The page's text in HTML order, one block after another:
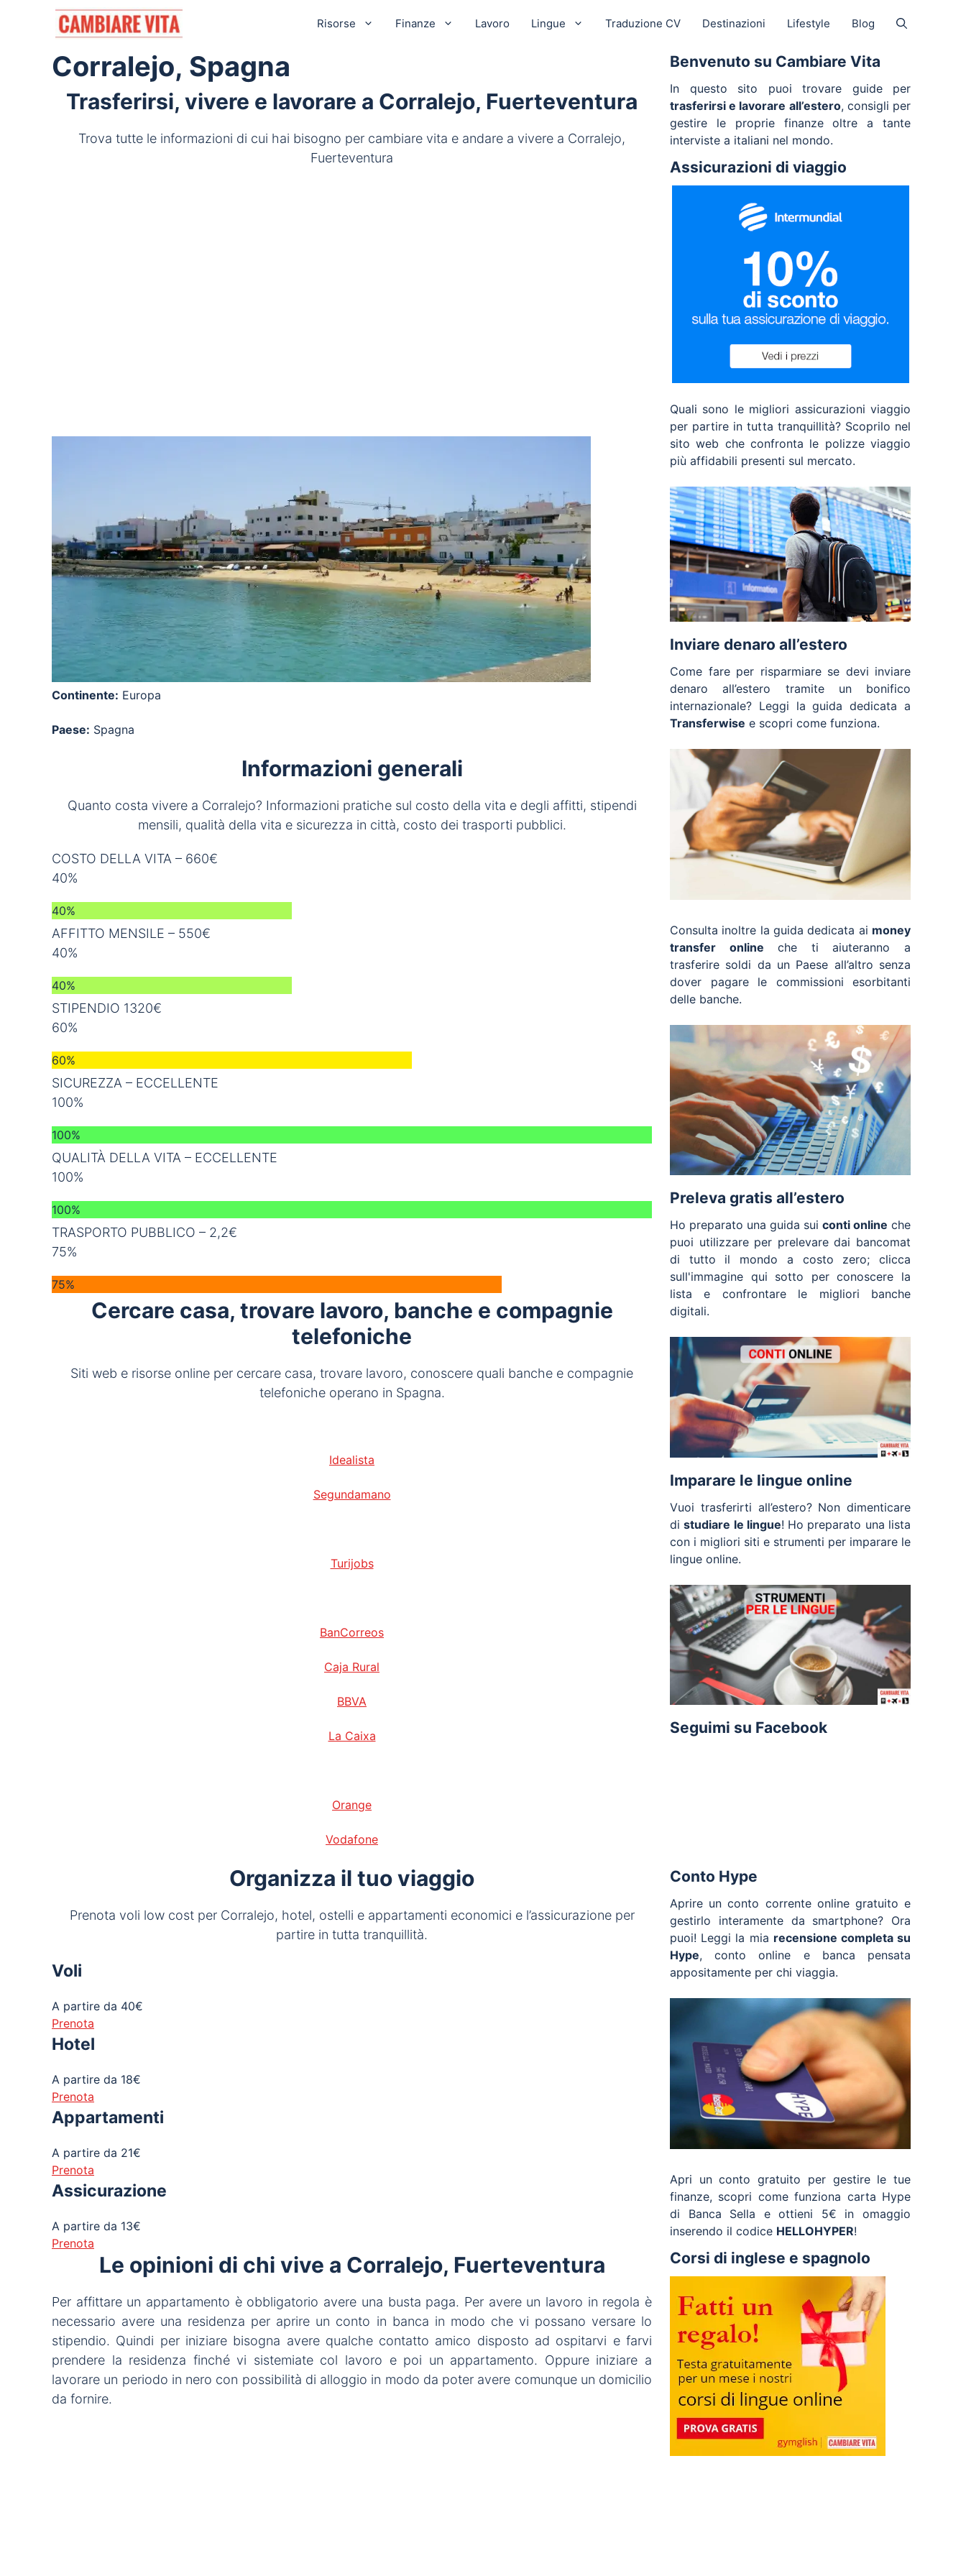
Risorse Finanze Lavoro Lingue Traduzione CV Destinazioni Lifestyle Blog
Corralejo, Spagna
Trasferirsi, vivere e lavorare a Corralejo, Fuerteventura
Trova tutte le informazioni di cui hai bisogno per cambiare vita e andare a vivere a Corralejo,
Fuerteventura
Continente: Europa
Paese: Spagna
Informazioni generali
Quanto costa vivere a Corralejo? Informazioni pratiche sul costo della vita e degli affitti, stipendi
mensili, qualità della vita e sicurezza in città, costo dei trasporti pubblici.
COSTO DELLA VITA – 660€
40%
40%
AFFITTO MENSILE – 550€
40%
40%
STIPENDIO 1320€
60%
60%
SICUREZZA – ECCELLENTE
100%
100%
QUALITÀ DELLA VITA – ECCELLENTE
100%
100%
TRASPORTO PUBBLICO – 2,2€
75%
75%
Cercare casa, trovare lavoro, banche e compagnie
telefoniche
Siti web e risorse online per cercare casa, trovare lavoro, conoscere quali banche e compagnie
telefoniche operano in Spagna.
Idealista
Segundamano
Turijobs
BanCorreos
Caja Rural
BBVA
La Caixa
Orange
Vodafone
Organizza il tuo viaggio
Prenota voli low cost per Corralejo, hotel, ostelli e appartamenti economici e l’assicurazione per
partire in tutta tranquillità.
Voli
A partire da 40€
Prenota
Hotel
A partire da 18€
Prenota
Appartamenti
A partire da 21€
Prenota
Assicurazione
A partire da 13€
Prenota
Le opinioni di chi vive a Corralejo, Fuerteventura
Per affittare un appartamento è obbligatorio avere una busta paga. Per avere un lavoro in regola è
necessario avere una residenza per aprire un conto in banca in modo che vi possano versare lo
stipendio. Quindi per iniziare bisogna avere qualche contatto amico disposto ad ospitarvi e farvi
prendere la residenza finché vi sistemiate col lavoro e poi un appartamento. Oppure iniziare a
lavorare un periodo in nero con possibilità di alloggio in modo da poter avere comunque un domicilio
da fornire.
Benvenuto su Cambiare Vita
In questo sito puoi trovare guide per
trasferirsi e lavorare all’estero, consigli per
gestire le proprie finanze oltre a tante
interviste a italiani nel mondo.
Assicurazioni di viaggio
Quali sono le migliori assicurazioni viaggio
per partire in tutta tranquillità? Scoprilo nel
sito web che confronta le polizze viaggio
più affidabili presenti sul mercato.
Inviare denaro all’estero
Come fare per risparmiare se devi inviare
denaro all’estero tramite un bonifico
internazionale? Leggi la guida dedicata a
Transferwise e scopri come funziona.
Consulta inoltre la guida dedicata ai money
transfer online che ti aiuteranno a
trasferire soldi da un Paese all’altro senza
dover pagare le commissioni esorbitanti
delle banche.
Preleva gratis all’estero
Ho preparato una guida sui conti online che
puoi utilizzare per prelevare dai bancomat
di tutto il mondo a costo zero; clicca
sull'immagine qui sotto per conoscere la
lista e confrontare le migliori banche
digitali.
Imparare le lingue online
Vuoi trasferirti all’estero? Non dimenticare
distudiare le lingue! Ho preparato una lista
con i migliori siti e strumenti per imparare le
lingue online.
Seguimi su Facebook
Conto Hype
Aprire un conto corrente online gratuito e
gestirlo interamente da smartphone? Ora
puoi! Leggi la mia recensione completa su
Hype, conto online e banca pensata
appositamente per chi viaggia.
Apri un conto gratuito per gestire le tue
finanze, scopri come funziona carta Hype
di Banca Sella e ottieni 5€ in omaggio
inserendo il codice HELLOHYPER!
Corsi di inglese e spagnolo